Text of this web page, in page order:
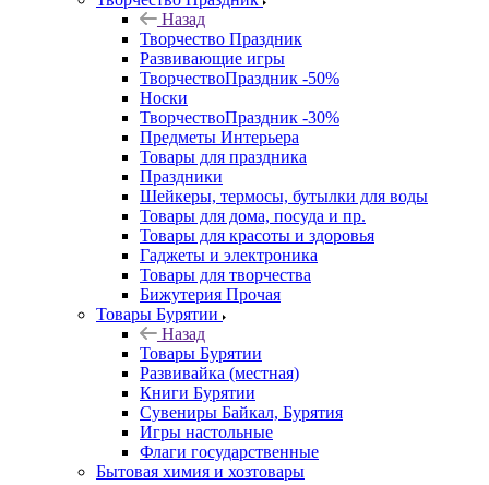
Назад
Творчество Праздник
Развивающие игры
ТворчествоПраздник -50%
Носки
ТворчествоПраздник -30%
Предметы Интерьера
Товары для праздника
Праздники
Шейкеры, термосы, бутылки для воды
Товары для дома, посуда и пр.
Товары для красоты и здоровья
Гаджеты и электроника
Товары для творчества
Бижутерия Прочая
Товары Бурятии
Назад
Товары Бурятии
Развивайка (местная)
Книги Бурятии
Сувениры Байкал, Бурятия
Игры настольные
Флаги государственные
Бытовая химия и хозтовары